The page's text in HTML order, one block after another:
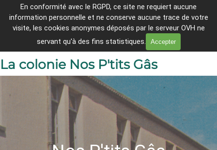
En conformité avec le RGPD, ce site ne requiert aucune
information personnelle et ne conserve aucune trace de votre
visite, les cookies anonymes déposés par le serveur OVH ne
servant qu'à des fins statistiques.
Accepter
Aller au contenu
Breheg ha Lanleñv er c'hantvedoù
tremenet
Sauter le menu
En direct
La colonie Nos P'tits Gâs